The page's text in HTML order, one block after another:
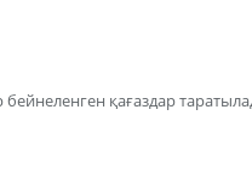
қағаздар